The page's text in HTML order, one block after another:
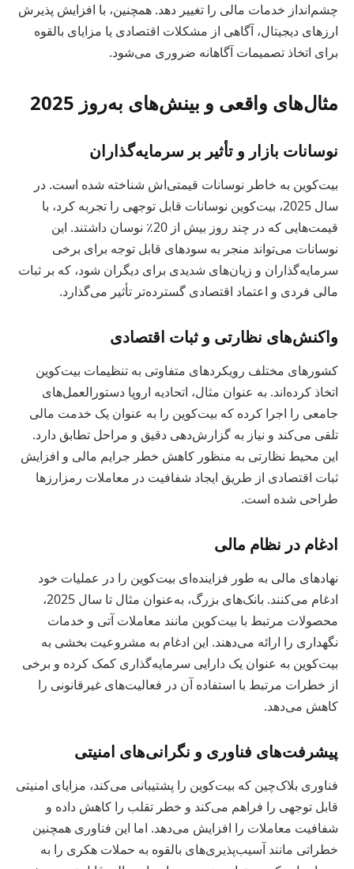
چشم‌انداز خدمات مالی را تغییر دهد. همچنین، با افزایش پذیرش
ارزهای دیجیتال، آگاهی از مشکلات اقتصادی یا مزایای بالقوه
برای اتخاذ تصمیمات آگاهانه ضروری می‌شود.
مثال‌های واقعی و بینش‌های به‌روز 2025
نوسانات بازار و تأثیر بر سرمایه‌گذاران
بیت‌کوین به خاطر نوسانات قیمتی‌اش شناخته شده است. در
سال 2025، بیت‌کوین نوسانات قابل توجهی را تجربه کرد، با
قیمت‌هایی که در چند روز بیش از 20٪ نوسان داشتند. این
نوسانات می‌تواند منجر به سودهای قابل توجه برای برخی
سرمایه‌گذاران و زیان‌های شدیدی برای دیگران شود، که بر ثبات
مالی فردی و اعتماد اقتصادی گسترده‌تر تأثیر می‌گذارد.
واکنش‌های نظارتی و ثبات اقتصادی
کشورهای مختلف رویکردهای متفاوتی به تنظیمات بیت‌کوین
اتخاذ کرده‌اند. به عنوان مثال، اتحادیه اروپا دستورالعمل‌های
جامعی را اجرا کرده که بیت‌کوین را به عنوان یک خدمت مالی
تلقی می‌کند و نیاز به گزارش‌دهی دقیق و مراحل تطابق دارد.
این محیط نظارتی به منظور کاهش خطر جرایم مالی و افزایش
ثبات اقتصادی از طریق ایجاد شفافیت در معاملات رمزارزها
طراحی شده است.
ادغام در نظام مالی
نهادهای مالی به طور فزاینده‌ای بیت‌کوین را در عملیات خود
ادغام می‌کنند. بانک‌های بزرگ، به‌عنوان مثال تا سال 2025،
محصولات مرتبط با بیت‌کوین مانند معاملات آتی و خدمات
نگهداری را ارائه می‌دهند. این ادغام به مشروعیت بخشی به
بیت‌کوین به عنوان یک دارایی سرمایه‌گذاری کمک کرده و برخی
از خطرات مرتبط با استفاده آن در فعالیت‌های غیرقانونی را
کاهش می‌دهد.
پیشرفت‌های فناوری و نگرانی‌های امنیتی
فناوری بلاک‌چین که بیت‌کوین را پشتیبانی می‌کند، مزایای امنیتی
قابل توجهی را فراهم می‌کند و خطر تقلب را کاهش داده و
شفافیت معاملات را افزایش می‌دهد. اما این فناوری همچنین
خطراتی مانند آسیب‌پذیری‌های بالقوه به حملات هکری را به